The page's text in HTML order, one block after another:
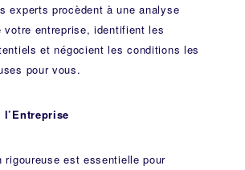
experts procèdent à une analyse
votre entreprise, identifient les
et négocient les conditions les
pour vous.
rigoureuse est essentielle pour